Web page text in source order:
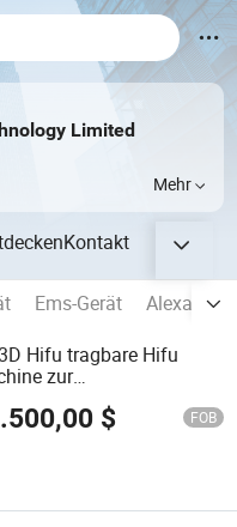
Limited
Mehr
Kontakt
Ems-Gerät
Hifu tragbare Hifu
zur
$ FOB